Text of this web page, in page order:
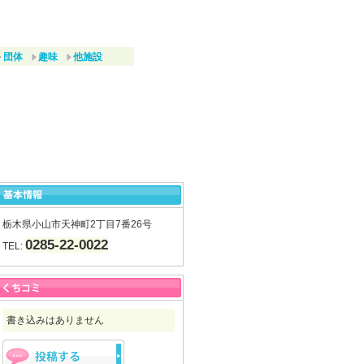
団体 趣味 他施設
栃木県小山市天神町2丁目7番26号
TEL: 0285-22-0022
書き込みはありません